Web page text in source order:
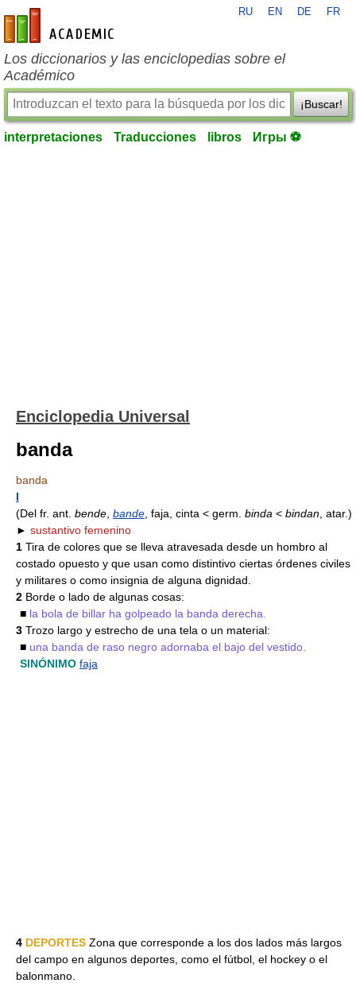
es-academic.com
RU EN DE FR
Los diccionarios y las enciclopedias sobre el
Académico
¡Buscar!
interpretaciones Traducciones libros Игры ⚽
Enciclopedia Universal
banda
banda
I
(Del fr. ant. bende bande , faja, cinta < germ. binda < bindan , atar.)
► sustantivo femenino
1 Tira de colores que se lleva atravesada desde un hombro al
costado opuesto y que usan como distintivo ciertas órdenes civiles
y militares o como insignia de alguna dignidad.
2 Borde o lado de algunas cosas:
■ la bola de billar ha golpeado la banda derecha.
3 Trozo largo y estrecho de una tela o un material:
■ una banda de raso negro adornaba el bajo del vestido.
SINÓNIMO faja
4 DEPORTES Zona que corresponde a los dos lados más largos
del campo en algunos deportes, como el fútbol, el hockey o el
balonmano.